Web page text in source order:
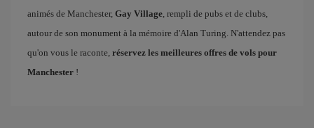
animés de Manchester, Gay Village, rempli de pubs et de clubs,
autour de son monument à la mémoire d'Alan Turing. N'attendez pas
qu'on vous le raconte, réservez les meilleures offres de vols pour
Manchester !